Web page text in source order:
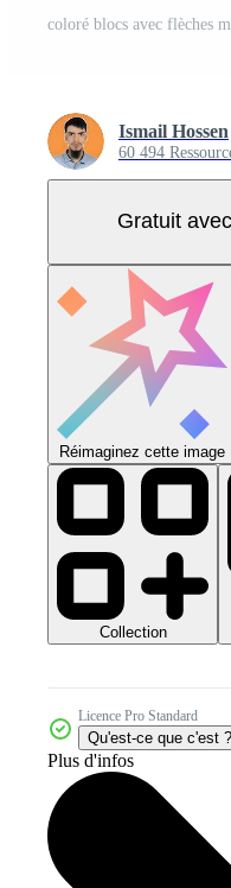
Ismail Hossen
60 494
Gratuit
Réimaginez cette image
Collection
Licence Pro Standard
Qu'est-ce que c'est ?
Plus d'infos